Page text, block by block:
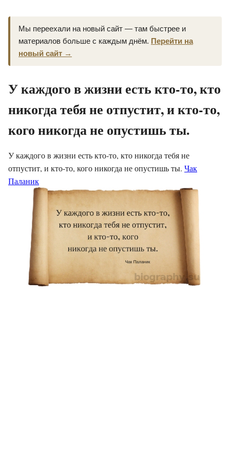
Мы переехали на новый сайт — там быстрее и
материалов больше с каждым днём. Перейти на
новый сайт →
У каждого в жизни есть кто-то, кто
никогда тебя не отпустит, и кто-то,
кого никогда не опустишь ты.
У каждого в жизни есть кто-то, кто никогда тебя не
отпустит, и кто-то, кого никогда не опустишь ты. Чак
Паланик